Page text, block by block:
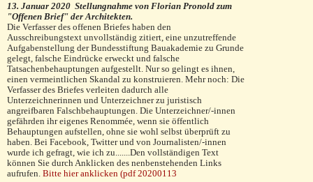
13. Januar 2020 Stellungnahme von Florian Pronold zum
"Offenen Brief" der Architekten.
Die Verfasser des offenen Briefes haben den
Ausschreibungstext unvollständig zitiert, eine unzutreffende
Aufgabenstellung der Bundesstiftung Bauakademie zu Grunde
gelegt, falsche Eindrücke erweckt und falsche
Tatsachenbehauptungen aufgestellt. Nur so gelingt es ihnen,
einen vermeintlichen Skandal zu konstruieren. Mehr noch: Die
Verfasser des Briefes verleiten dadurch alle
Unterzeichnerinnen und Unterzeichner zu juristisch
angreifbaren Falschbehauptungen. Die Unterzeichner/-innen
gefährden ihr eigenes Renommée, wenn sie öffentlich
Behauptungen aufstellen, ohne sie wohl selbst überprüft zu
haben. Bei Facebook, Twitter und von Journalisten/-innen
wurde ich gefragt, wie ich zu.......Den vollständigen Text
können Sie durch Anklicken des nenbenstehenden Links
aufrufen. Bitte hier anklicken (pdf 20200113